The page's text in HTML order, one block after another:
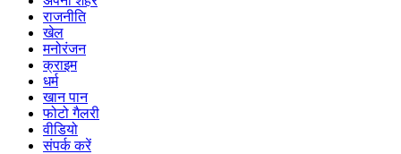
राजनीति
खेल
मनोरंजन
क्राइम
धर्म
खान पान
फोटो गैलरी
वीडियो
संपर्क करें